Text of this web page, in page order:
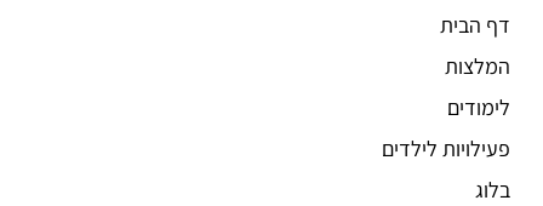
דף הבית
המלצות
לימודים
פעילויות לילדים
בלוג